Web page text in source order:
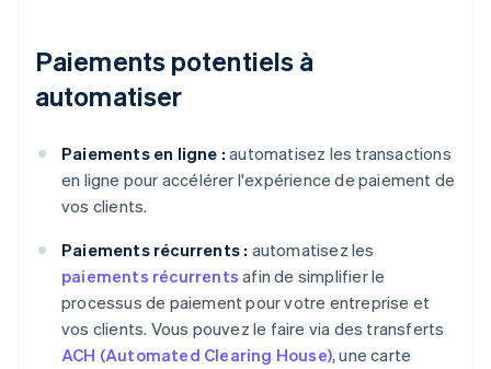
Paiements potentiels à
automatiser
Paiements en ligne : automatisez les transactions
en ligne pour accélérer l'expérience de paiement de
vos clients.
Paiements récurrents : automatisez les
paiements récurrents afin de simplifier le
processus de paiement pour votre entreprise et
vos clients. Vous pouvez le faire via des transferts
ACH (Automated Clearing House), une carte